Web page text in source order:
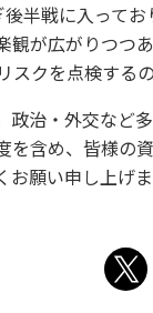
半戦に入って
観が広がりつつ
クを点検する
政治・外交など
を含め、皆様の
願い申し上げま